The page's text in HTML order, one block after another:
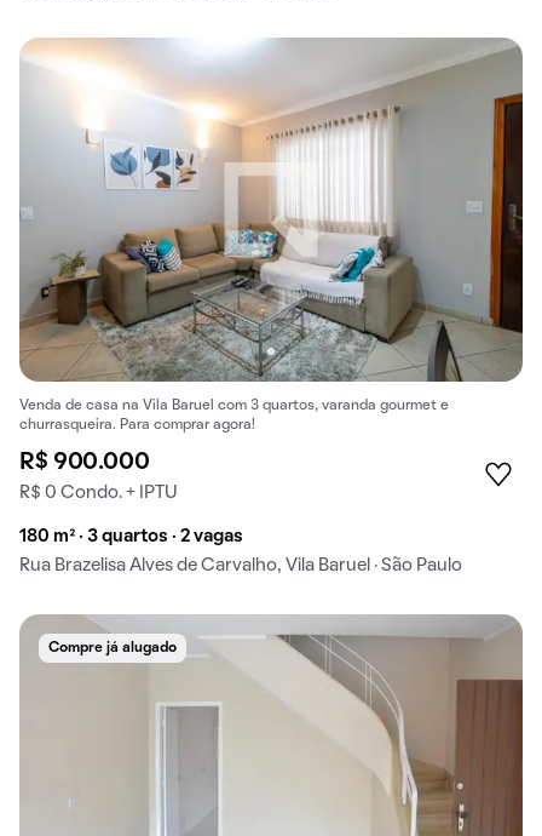
Venda de casa na Vila Baruel com 3 quartos, varanda gourmet e
churrasqueira. Para comprar agora!
R$ 900.000
R$ 0 Condo. + IPTU
180 m² · 3 quartos · 2 vagas
Rua Brazelisa Alves de Carvalho, Vila Baruel · São Paulo
Compre já alugado